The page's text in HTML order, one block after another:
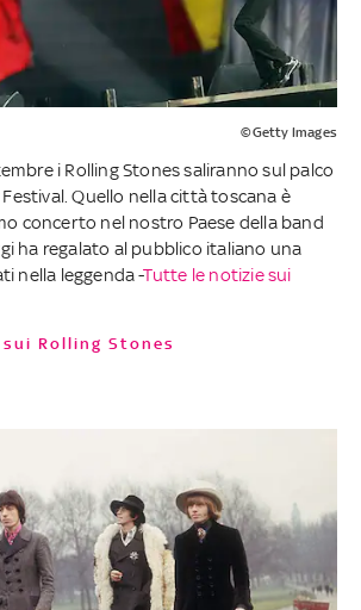
©Getty Images
i Rolling Stones saliranno sul palco
Quello nella città toscana è
concerto nel nostro Paese della band
ha regalato al pubblico italiano una
nella leggenda -Tutte le notizie sui
Rolling Stones